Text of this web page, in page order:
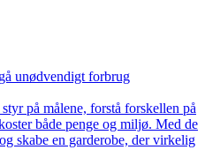
unødvendigt forbrug
på målene, forstå forskellen på
både penge og miljø. Med de
skabe en garderobe, der virkelig